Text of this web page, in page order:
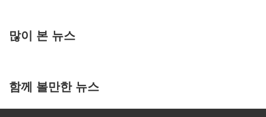
많이 본 뉴스
함께 볼만한 뉴스